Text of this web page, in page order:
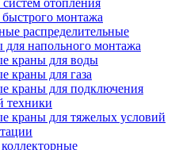
отопления
монтажа
распределительные
для напольного монтажа
краны для воды
краны для газа
краны для подключения
техники
краны для тяжелых условий